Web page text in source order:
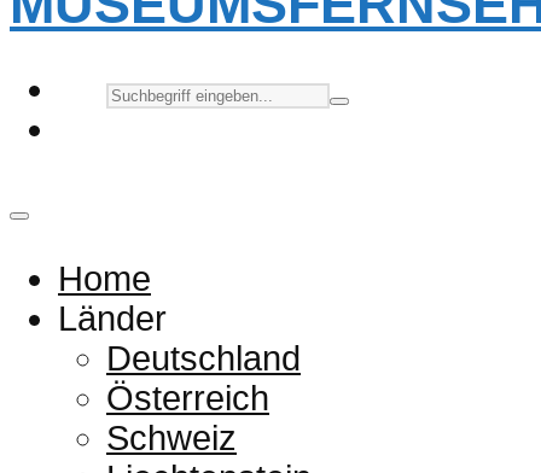
Home
Länder
Deutschland
Österreich
Schweiz